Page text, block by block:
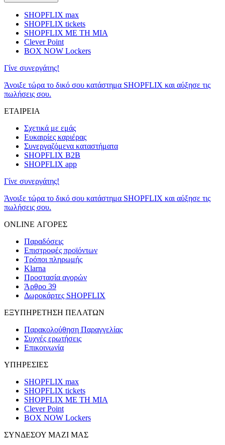
SHOPFLIX max
SHOPFLIX tickets
SHOPFLIX ΜΕ ΤΗ ΜΙΑ
Clever Point
BOX NOW Lockers
Γίνε συνεργάτης!
Άνοιξε τώρα το δικό σου κατάστημα SHOPFLIX και αύξησε τις
πωλήσεις σου.
ΕΤΑΙΡΕΙΑ
Σχετικά με εμάς
Ευκαιρίες καριέρας
Συνεργαζόμενα καταστήματα
SHOPFLIX B2B
SHOPFLIX app
Γίνε συνεργάτης!
Άνοιξε τώρα το δικό σου κατάστημα SHOPFLIX και αύξησε τις
πωλήσεις σου.
ONLINE ΑΓΟΡΕΣ
Παραδόσεις
Επιστροφές προϊόντων
Τρόποι πληρωμής
Klarna
Προστασία αγορών
Άρθρο 39
Δωροκάρτες SHOPFLIX
ΕΞΥΠΗΡΕΤΗΣΗ ΠΕΛΑΤΩΝ
Παρακολούθηση Παραγγελίας
Συχνές ερωτήσεις
Επικοινωνία
ΥΠΗΡΕΣΙΕΣ
SHOPFLIX max
SHOPFLIX tickets
SHOPFLIX ΜΕ ΤΗ ΜΙΑ
Clever Point
BOX NOW Lockers
ΣΥΝΔΕΣΟΥ ΜΑΖΙ ΜΑΣ